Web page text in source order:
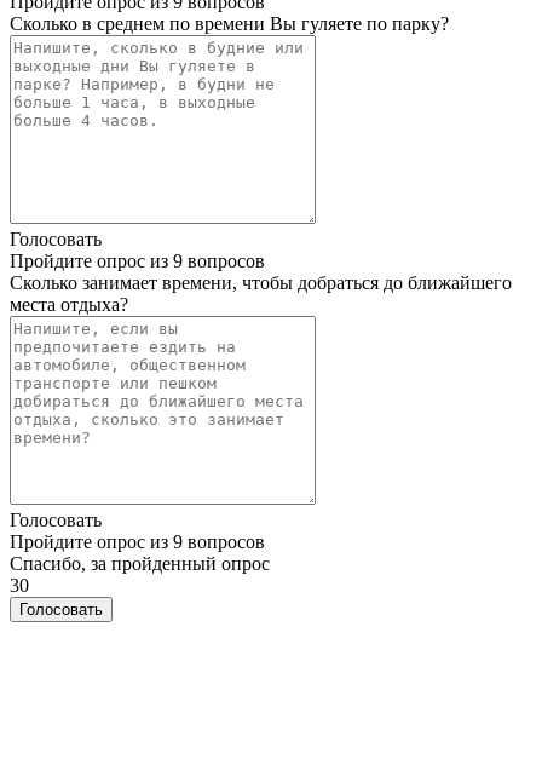
Сколько в среднем по времени Вы гуляете по парку?
Голосовать
Пройдите опрос из 9 вопросов
Сколько занимает времени, чтобы добраться до ближайшего
места отдыха?
Голосовать
Пройдите опрос из 9 вопросов
Спасибо, за пройденный опрос
30